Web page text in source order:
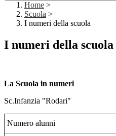
Home >
Scuola >
I numeri della scuola
I numeri della scuola
La Scuola in numeri
Sc.Infanzia "Rodari"
Numero alunni